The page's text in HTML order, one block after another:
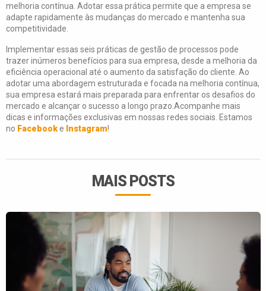
melhoria contínua. Adotar essa prática permite que a empresa se
adapte rapidamente às mudanças do mercado e mantenha sua
competitividade.
Implementar essas seis práticas de gestão de processos pode
trazer inúmeros benefícios para sua empresa, desde a melhoria da
eficiência operacional até o aumento da satisfação do cliente. Ao
adotar uma abordagem estruturada e focada na melhoria contínua,
sua empresa estará mais preparada para enfrentar os desafios do
mercado e alcançar o sucesso a longo prazo.Acompanhe mais
dicas e informações exclusivas em nossas redes sociais. Estamos
no Facebooke Instagram!
MAIS POSTS